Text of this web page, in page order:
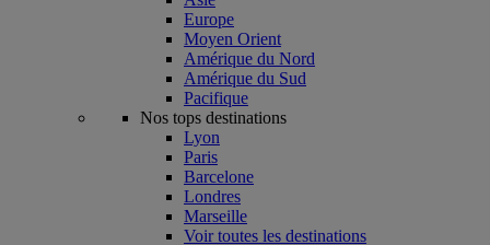
Europe
Moyen Orient
Amérique du Nord
Amérique du Sud
Pacifique
Nos tops destinations
Lyon
Paris
Barcelone
Londres
Marseille
Voir toutes les destinations